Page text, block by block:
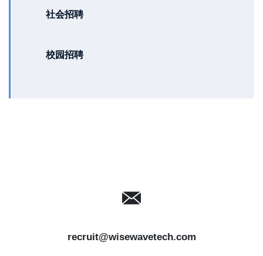
社会招聘
校园招聘
recruit@wisewavetech.com